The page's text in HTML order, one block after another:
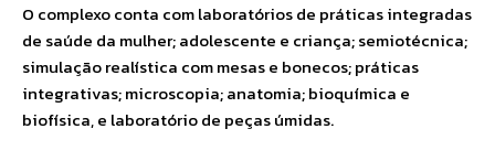
O complexo conta com laboratórios de práticas integradas
de saúde da mulher; adolescente e criança; semiotécnica;
simulação realística com mesas e bonecos; práticas
integrativas; microscopia; anatomia; bioquímica e
biofísica, e laboratório de peças úmidas.